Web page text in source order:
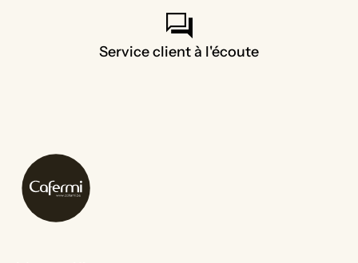
forum
Service client à l'écoute